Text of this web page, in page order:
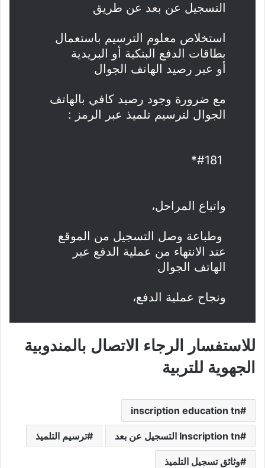
التسجيل عن بعد عن طريق
استخلاص معلوم الترسيم باستعمال
بطاقات الدفع البنكية أو البريدية
أو عبر رصيد الهاتف الجوال
مع ضرورة وجود رصيد كافي بالهاتف
الجوال لترسيم تلميذ عبر الرمز :
واتباع المراحل،
وطباعة وصل التسجيل من الموقع
عند الانتهاء من عملية الدفع عبر
الهاتف الجوال
ونجاح عملية الدفع،
للاستفسار الرجاء الاتصال بالمندوبية
الجهوية للتربية
inscription education tn
Inscription tn التسجيل عن بعد ترسيم التلميذ
وثائق تسجيل التلميذ